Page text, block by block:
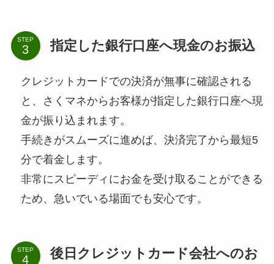
STEP 指定した銀行口座へ現金のお振込
クレジットカードでの決済が無事に確認される
と、さくマネからお客様が指定した銀行口座へ現
金が振り込まれます。
手続きがスムーズに進めば、決済完了から最短5
分で着金します。
非常にスピーディにお金を受け取ることができる
ため、急いでいる場面でも安心です。
STEP 後日クレジットカード会社へのお